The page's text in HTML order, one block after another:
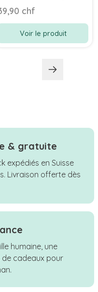
Lionchf
Voir le produit
& gratuite
expédiés en Suisse
Livraison offerte dès
humaine, une
de cadeaux pour